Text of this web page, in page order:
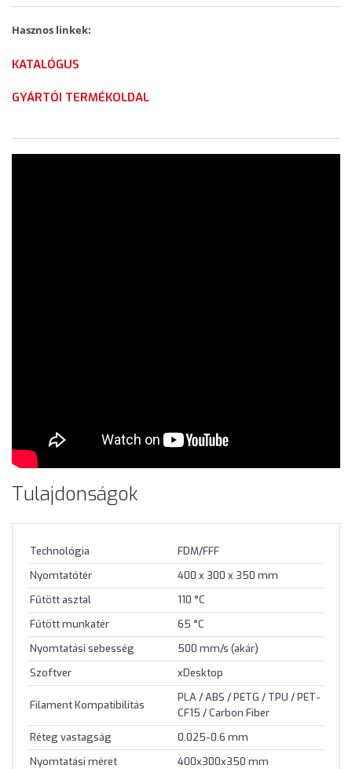
Hasznos linkek:
KATALÓGUS
GYÁRTÓI TERMÉKOLDAL
Tulajdonságok
Technológia
FDM/FFF
Nyomtatótér
400 x 300 x 350 mm
Fűtött asztal
110 °C
Fűtött munkatér
65 °C
Nyomtatási sebesség
500 mm/s (akár)
Szoftver
xDesktop
Filament Kompatibilitás
PLA / ABS / PETG / TPU / PET-
CF15 / Carbon Fiber
Réteg vastagság
0.025-0.6 mm
Nyomtatási méret
400x300x350 mm